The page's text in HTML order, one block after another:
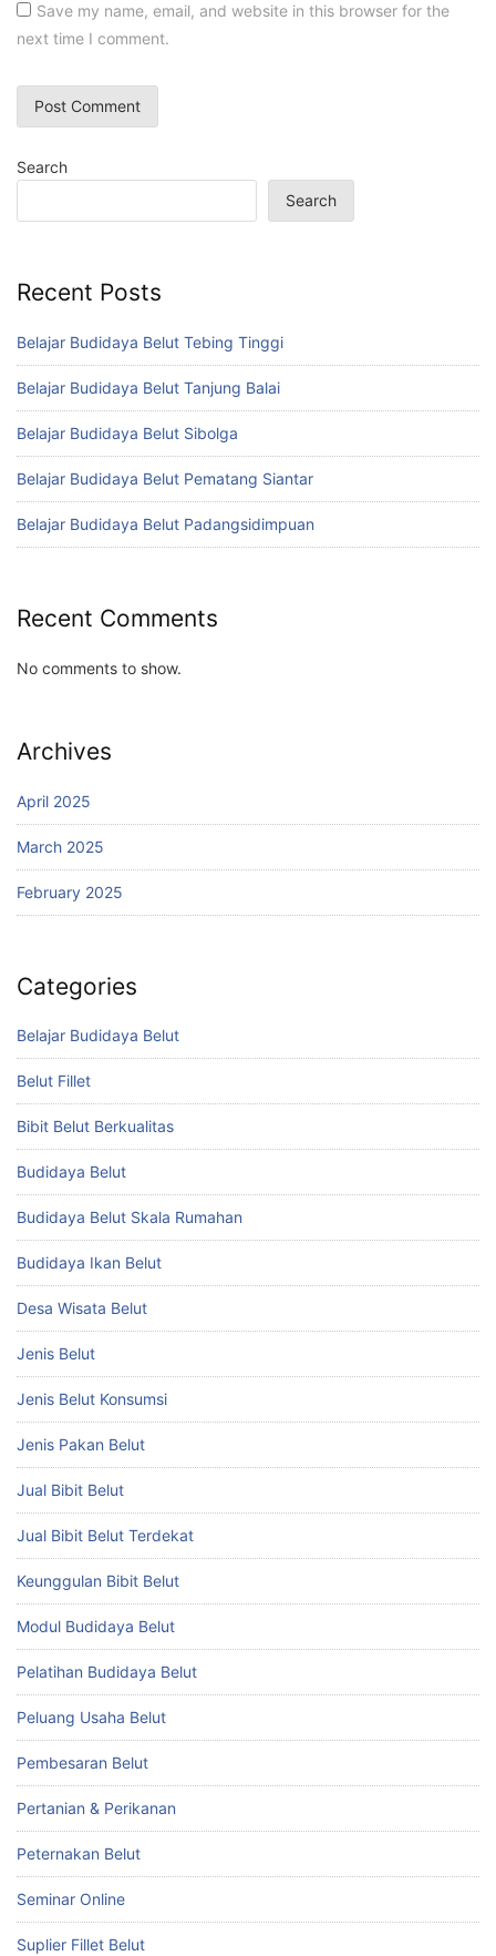
Save my name, email, and website in this browser for the
next time I comment.
Search
Search
Recent Posts
Belajar Budidaya Belut Tebing Tinggi
Belajar Budidaya Belut Tanjung Balai
Belajar Budidaya Belut Sibolga
Belajar Budidaya Belut Pematang Siantar
Belajar Budidaya Belut Padangsidimpuan
Recent Comments
No comments to show.
Archives
April 2025
March 2025
February 2025
Categories
Belajar Budidaya Belut
Belut Fillet
Bibit Belut Berkualitas
Budidaya Belut
Budidaya Belut Skala Rumahan
Budidaya Ikan Belut
Desa Wisata Belut
Jenis Belut
Jenis Belut Konsumsi
Jenis Pakan Belut
Jual Bibit Belut
Jual Bibit Belut Terdekat
Keunggulan Bibit Belut
Modul Budidaya Belut
Pelatihan Budidaya Belut
Peluang Usaha Belut
Pembesaran Belut
Pertanian & Perikanan
Peternakan Belut
Seminar Online
Suplier Fillet Belut